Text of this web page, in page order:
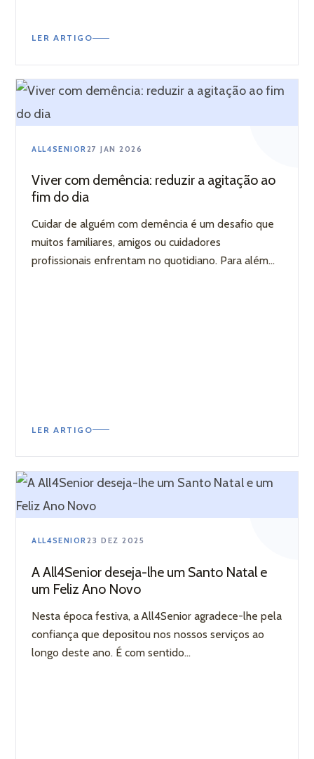
LER ARTIGO
ALL4SENIOR27 JAN 2026
Viver com demência: reduzir a agitação ao
fim do dia
Cuidar de alguém com demência é um desafio que
muitos familiares, amigos ou cuidadores
profissionais enfrentam no quotidiano. Para além...
LER ARTIGO
ALL4SENIOR23 DEZ 2025
A All4Senior deseja-lhe um Santo Natal e
um Feliz Ano Novo
Nesta época festiva, a All4Senior agradece-lhe pela
confiança que depositou nos nossos serviços ao
longo deste ano. É com sentido...